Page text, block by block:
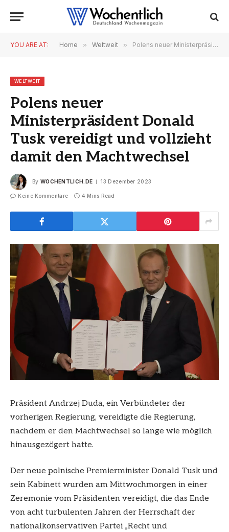
YOU ARE AT: Home » Weltweit » Polens neuer Ministerpräsident Donald Tusk vereidigt und vollzieht damit den Machtwechsel
WELTWEIT
Polens neuer
Ministerpräsident Donald
Tusk vereidigt und vollzieht
damit den Machtwechsel
By WOCHENTLICH.DE 13 Dezember 2023
Keine Kommentare 4 Mins Read
Präsident Andrzej Duda, ein Verbündeter der
vorherigen Regierung, vereidigte die Regierung,
nachdem er den Machtwechsel so lange wie möglich
hinausgezögert hatte.
Der neue polnische Premierminister Donald Tusk und
sein Kabinett wurden am Mittwochmorgen in einer
Zeremonie vom Präsidenten vereidigt, die das Ende
von acht turbulenten Jahren der Herrschaft der
nationalkonservativen Partei „Recht und